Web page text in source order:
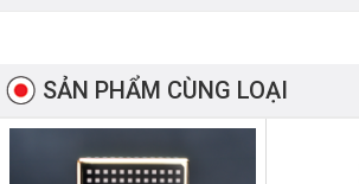
SẢN PHẨM CÙNG LOẠI